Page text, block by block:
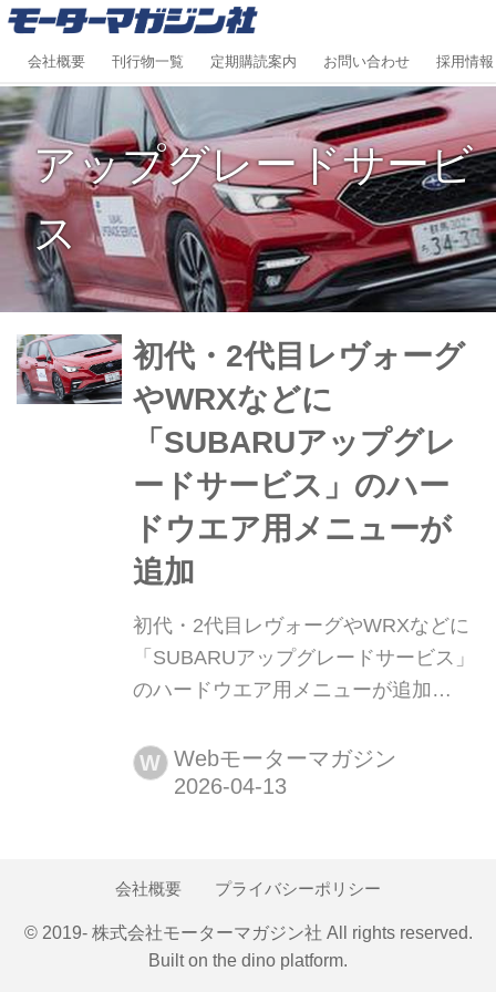
会社概要 刊行物一覧 定期購読案内 お問い合わせ 採用情報
アップグレードサービ
ス
初代・2代目レヴォーグ
やWRXなどに
「SUBARUアップグレ
ードサービス」のハー
ドウエア用メニューが
追加
初代・2代目レヴォーグやWRXなどに
「SUBARUアップグレードサービス」
のハードウエア用メニューが追加
でなく、既存のユーザーのカーライフ
をより良いものにしてもらいたいとい
プグレードサービス」を展開してい
W Webモーターマガジン
会社概要 プライバシーポリシー
© 2019- 株式会社モーターマガジン社 All rights reserved.
Built on the dino platform.